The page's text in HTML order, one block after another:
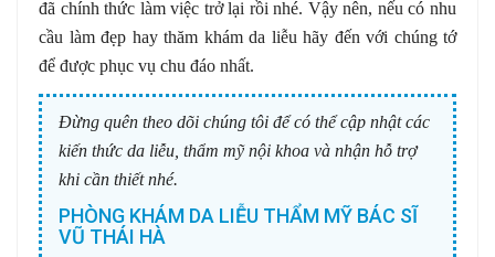
đã chính thức làm việc trở lại rồi nhé. Vậy nên, nếu có nhu
cầu làm đẹp hay thăm khám da liễu hãy đến với chúng tớ
để được phục vụ chu đáo nhất.
Đừng quên theo dõi chúng tôi để có thể cập nhật các
kiến thức da liễu, thẩm mỹ nội khoa và nhận hỗ trợ
khi cần thiết nhé.
PHÒNG KHÁM DA LIỄU THẨM MỸ BÁC SĨ
VŨ THÁI HÀ